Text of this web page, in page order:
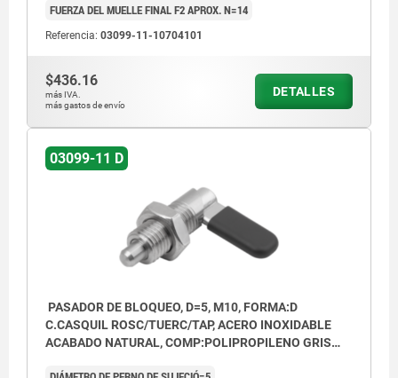
FUERZA DEL MUELLE FINAL F2 APROX. N=14
Referencia: 03099-11-10704101
$436.16
más IVA.
más gastos de envío
DETALLES
03099-11 D
PASADOR DE BLOQUEO, D=5, M10, FORMA:D
C.CASQUIL ROSC/TUERC/TAP, ACERO INOXIDABLE
ACABADO NATURAL, COMP:POLIPROPILENO GRIS